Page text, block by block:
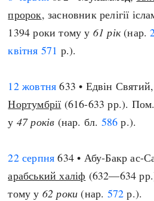
пророк, засновник релігії
1394 роки тому у 61 рік(нар.
квітня 571 р.).
12 жовтня 633 • Едвін
Нортумбрії (616-633 рр.).
у 47 років (нар. бл. 586 р.).
22 серпня 634 • Абу-Бакр ас-
арабський халіф (632—634
тому у 62 роки (нар. 572 р.).